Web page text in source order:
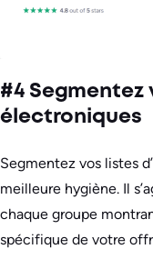
#4 Segmentez
électroniques
Segmentez vos listes
meilleure hygiène. Il
chaque groupe
spécifique de votre